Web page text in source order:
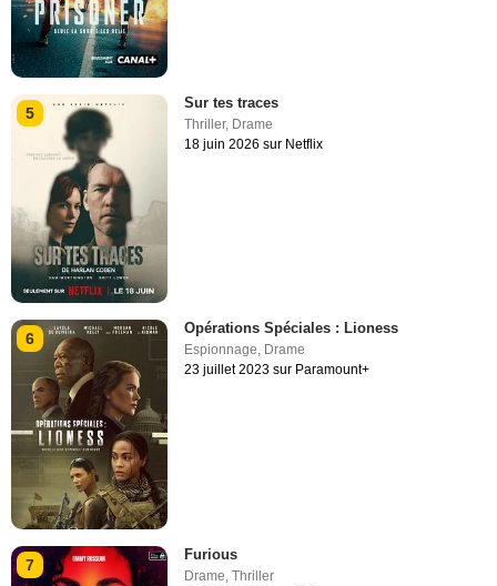
5
Sur tes traces
Thriller, Drame
18 juin 2026 sur Netflix
6
Opérations Spéciales : Lioness
Espionnage, Drame
23 juillet 2023 sur Paramount+
7
Furious
Drame ,Thriller